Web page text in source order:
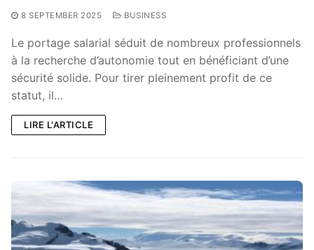
8 SEPTEMBER 2025 BUSINESS
Le portage salarial séduit de nombreux professionnels
à la recherche d’autonomie tout en bénéficiant d’une
sécurité solide. Pour tirer pleinement profit de ce
statut, il…
LIRE L'ARTICLE